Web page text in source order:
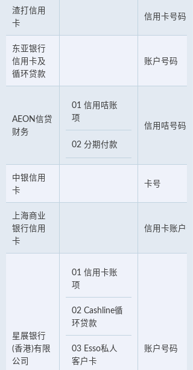
渣打信用
卡
信用卡号码
东亚银行
信用卡及
循环贷款
账户号码
AEON信贷
财务
01 信用咭账
项
02 分期付款
信用咭号码
中银信用
卡
卡号
上海商业
银行信用
卡
信用卡账户号
星展银行
(香港)有限
公司
01 信用卡账
项
02 Cashline循
环贷款
03 Esso私人
客户卡
账户号码